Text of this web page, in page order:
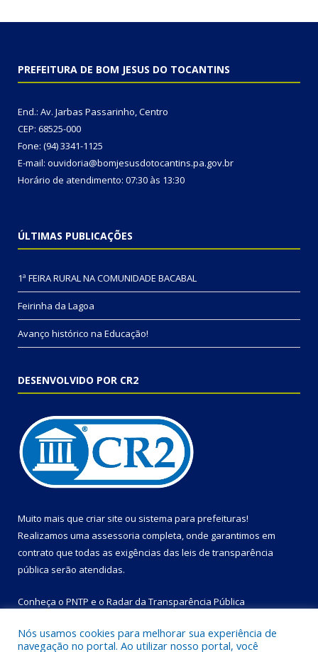
PREFEITURA DE BOM JESUS DO TOCANTINS
End.: Av. Jarbas Passarinho, Centro
CEP: 68525-000
Fone: (94) 3341-1125
E-mail: ouvidoria@bomjesusdotocantins.pa.gov.br
Horário de atendimento: 07:30 às 13:30
ÚLTIMAS PUBLICAÇÕES
1ª FEIRA RURAL NA COMUNIDADE BACABAL
Feirinha da Lagoa
Avanço histórico na Educação!
DESENVOLVIDO POR CR2
Muito mais que criar site ou sistema para prefeituras!
Realizamos uma assessoria completa, onde garantimos em
contrato que todas as exigências das leis de transparência
pública serão atendidas.
Conheça o PNTP e o Radar da Transparência Pública
Nós usamos cookies para melhorar sua experiência de
navegação no portal. Ao utilizar nosso portal, você